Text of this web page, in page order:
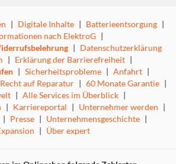
| Digitale Inhalte | Batterieentsorgung |
nach ElektroG |
| Datenschutzerklärung
| Erklärung der Barrierefreiheit |
| Sicherheitsprobleme | Anfahrt |
Recht auf Reparatur | 60 Monate Garantie |
| Alle Services im Überblick |
| Karriereportal | Unternehmer werden |
| Presse | Unternehmensgeschichte |
| Über expert